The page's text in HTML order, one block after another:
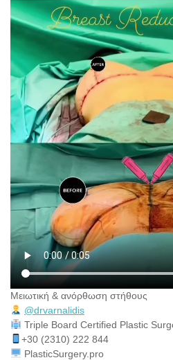
Μειωτική & ανόρθωση στήθους
@drvarnalidis⠀⠀⠀⠀⠀
Triple Board Certified Plastic
+30 (2310) 222 844
PlasticSurgery.pro⠀